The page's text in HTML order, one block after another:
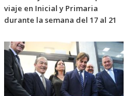
viaje en Inicial y Primaria
durante la semana del 17 al 21